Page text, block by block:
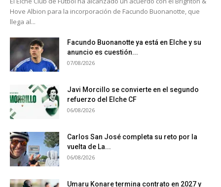
Hove Albion para la incorporación de Facundo Buonanotte, que
llega al...
Facundo Buonanotte ya está en Elche y su
anuncio es cuestión...
07/08/2026
Javi Morcillo se convierte en el segundo
refuerzo del Elche CF
06/08/2026
Carlos San José completa su reto por la
vuelta de La...
06/08/2026
Umaru Konare termina contrato en 2027 y